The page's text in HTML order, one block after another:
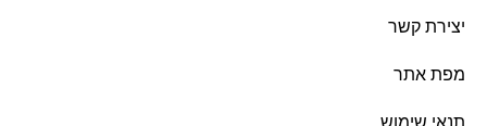
יצירת קשר
מפת אתר
תנאי שימוש